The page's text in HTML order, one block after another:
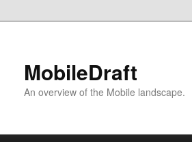
MobileDraft
An overview of the Mobile landscape.